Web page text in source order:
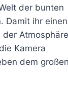
der bunten
Damit ihr einen
der Atmosphäre
Kamera
dem großen